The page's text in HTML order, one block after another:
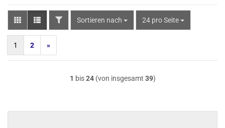
FILTERSortieren nach
Sortieren nach 24 pro Seite
pro Seite
1 2 »
1 bis24(von insgesamt 39)